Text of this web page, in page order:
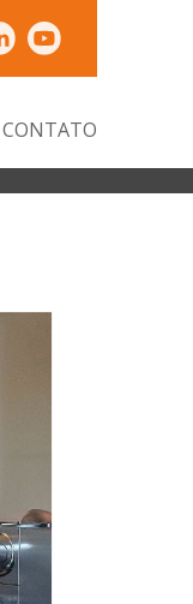
CONTATO